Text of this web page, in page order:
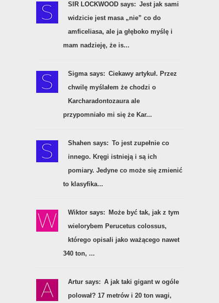
SIR LOCKWOOD says: Jest jak sami
widzicie jest masa „nie” co do
amficeliasa, ale ja głęboko myślę i
mam nadzieję, że is...
Sigma says: Ciekawy artykuł. Przez
chwilę myślałem że chodzi o
Karcharadontozaura ale
przypomniało mi się że Kar...
Shahen says: To jest zupełnie co
innego. Kręgi istnieją i są ich
pomiary. Jedyne co może się zmienić
to klasyfika...
Wiktor says:
Może być tak, jak z tym
wielorybem Perucetus colossus,
którego opisali jako ważącego nawet
340 ton, ...
Artur says: A jak taki gigant w ogóle
polował? 17 metrów i 20 ton wagi,